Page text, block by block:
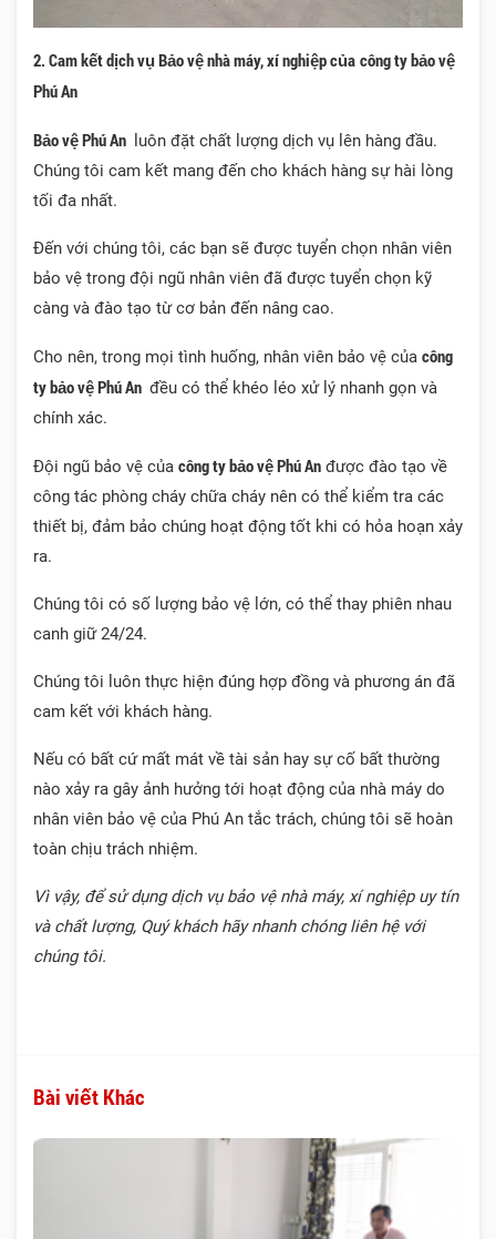
2. Cam kết dịch vụ Bảo vệ nhà máy, xí nghiệp của công ty bảo vệ
Phú An
Bảo vệ Phú An
luôn đặt chất lượng dịch vụ lên hàng đầu.
Chúng tôi cam kết mang đến cho khách hàng sự hài lòng
tối đa nhất.
Đến với chúng tôi, các bạn sẽ được tuyển chọn nhân viên
bảo vệ trong đội ngũ nhân viên đã được tuyển chọn kỹ
càng và đào tạo từ cơ bản đến nâng cao.
Cho nên, trong mọi tình huống, nhân viên bảo vệ của công
ty bảo vệ Phú An đều có thể khéo léo xử lý nhanh gọn và
chính xác.
Đội ngũ bảo vệ của công ty bảo vệ Phú An được đào tạo về
công tác phòng cháy chữa cháy nên có thể kiểm tra các
thiết bị, đảm bảo chúng hoạt động tốt khi có hỏa hoạn xảy
ra.
Chúng tôi có số lượng bảo vệ lớn, có thể thay phiên nhau
canh giữ 24/24.
Chúng tôi luôn thực hiện đúng hợp đồng và phương án đã
cam kết với khách hàng.
Nếu có bất cứ mất mát về tài sản hay sự cố bất thường
nào xảy ra gây ảnh hưởng tới hoạt động của nhà máy do
nhân viên bảo vệ của Phú An tắc trách, chúng tôi sẽ hoàn
toàn chịu trách nhiệm.
Vì vậy, để sử dụngdịch vụ bảo vệ nhà máy, xí nghiệpuy tín
và chất lượng, Quý khách hãy nhanh chóng liên hệ với
chúng tôi.
Bài viết Khác